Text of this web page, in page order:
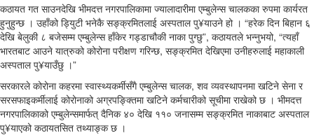
कठायत गत साउनदेखि भीमदत्त नगरपालिकामा ज्यालादारीमा एम्बुलेन्स चालकका रुपमा कार्यरत
हुनुहुन्छ । उहाँको ड्यिुटी भनेकै सङ्क्रमितलाई अस्पताल पु¥याउने हो । “हरेक दिन बिहान ६
देखि बेलुकी ८ बजेसम्म एम्बुलेन्स हाँकेर गड्डाचौकी नाका पुग्छु”, कठायतले भन्नुभयो, “त्यहाँ
भारतबाट आउने यात्रुको कोरोना परीक्षण गरिन्छ, सङ्क्रमित देखिएमा उनीहरुलाई महाकाली
अस्पताल पु¥याउँछु ।”
सरकारले कोरोना कहरमा स्वास्थ्यकर्मीसँगै एम्बुलेन्स चालक, शव व्यवस्थापनमा खटिने सेना र
सरसफाइकर्मीलाई कोरोनाको अग्रपङ्क्तिमा खटिने कर्मचारीको सूचीमा राखेको छ । भीमदत्त
नगरपालिकाको एम्बुलेन्समार्फत् दैनिक ४० देखि ११० जनासम्म सङ्क्रमित नाकाबाट अस्पताल
पु¥याएको कठायतसित तथ्याङ्क छ ।